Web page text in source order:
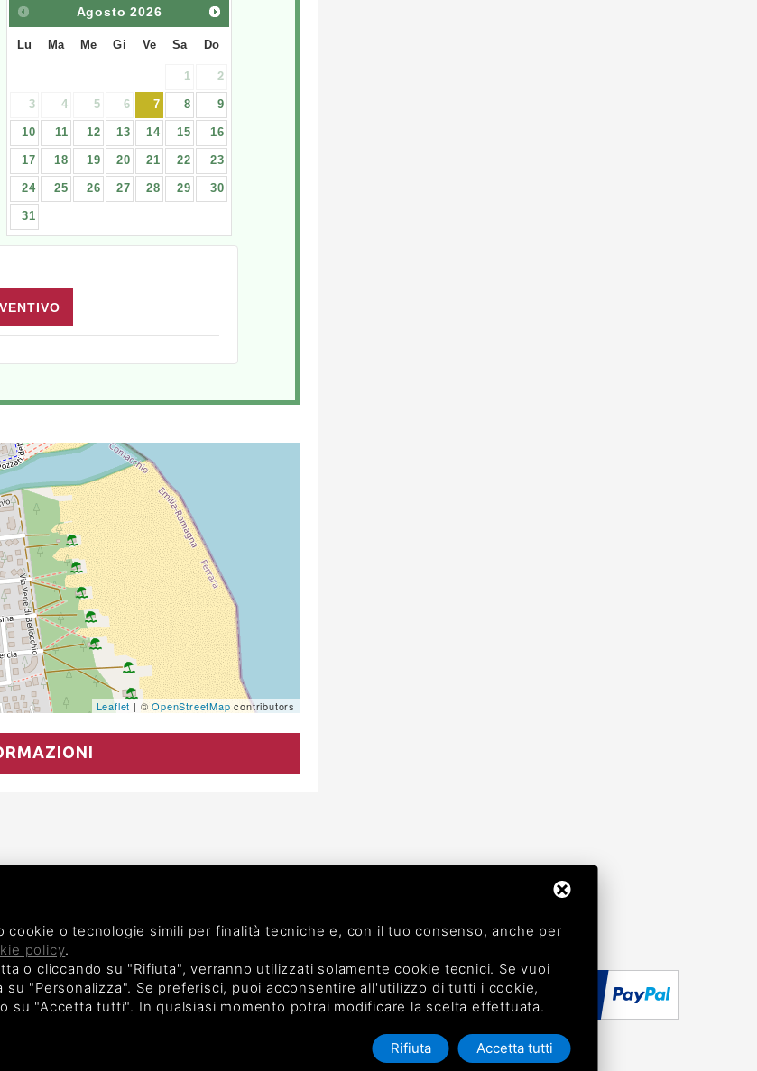
Agosto 2026
Lu Ma Me Gi Ve Sa Do
1 2
3 4 5 6 7 8 9
10 11 12 13 14 15 16
17 18 19 20 21 22 23
24 25 26 27 28 29 30
31
Leaflet | ©OpenStreetMap contributors
cookie o tecnologie simili per finalità tecniche e, con il tuo consenso, anche per
policy.
o cliccando su "Rifiuta", verranno utilizzati solamente cookie tecnici. Se vuoi
su "Personalizza". Se preferisci, puoi acconsentire all'utilizzo di tutti i cookie,
su "Accetta tutti". In qualsiasi momento potrai modificare la scelta effettuata.
Rifiuta Accetta tutti